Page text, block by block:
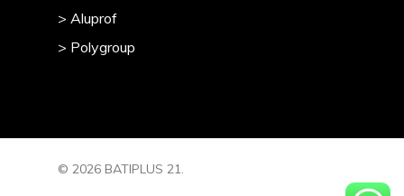
> Aluprof
> Polygroup
© 2026 BATIPLUS 21.